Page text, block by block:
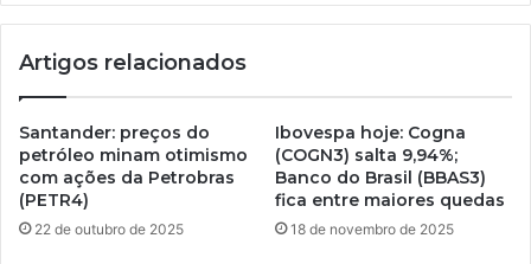
Artigos relacionados
Santander: preços do
petróleo minam otimismo
com ações da Petrobras
(PETR4)
22 de outubro de 2025
Ibovespa hoje: Cogna
(COGN3) salta 9,94%;
Banco do Brasil (BBAS3)
fica entre maiores quedas
18 de novembro de 2025